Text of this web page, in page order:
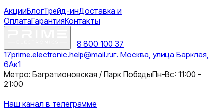
АкцииБлогТрейд-инДоставка и
ОплатаГарантияКонтакты
8 800 100 37
17prime.electronic.help@mail.ruг. Москва, улица Барклая,
6Ак1
Метро: Багратионовская / Парк ПобедыПн-Вс: 11:00 -
21:00
Наш канал в телеграмме